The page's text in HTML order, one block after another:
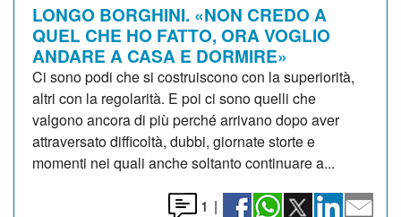
LONGO BORGHINI. «NON CREDO A
QUEL CHE HO FATTO, ORA VOGLIO
ANDARE A CASA E DORMIRE»
Ci sono podi che si costruiscono con la superiorità,
altri con la regolarità. E poi ci sono quelli che
valgono ancora di più perché arrivano dopo aver
attraversato difficoltà, dubbi, giornate storte e
momenti nei quali anche soltanto continuare a...
1 |